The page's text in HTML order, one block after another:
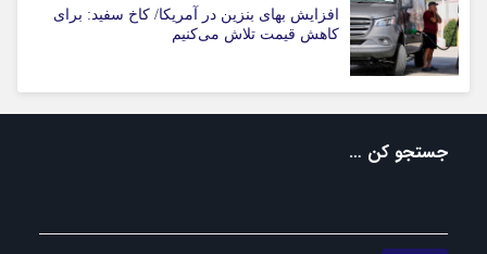
افزایش بهای بنزین در آمریکا/ کاخ سفید: برای
کاهش قیمت تلاش می‌کنیم
جستجو کن …